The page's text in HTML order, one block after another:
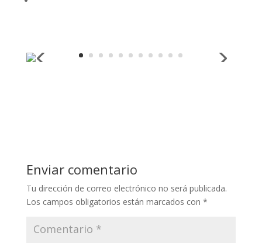
Enviar comentario
Tu dirección de correo electrónico no será publicada.
Los campos obligatorios están marcados con *